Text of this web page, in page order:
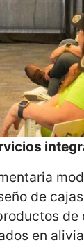
de
en